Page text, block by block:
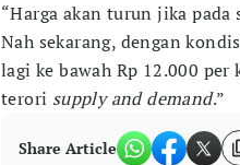
“Harga akan turun jika
Nah sekarang, dengan
lagi ke bawah Rp 12.000
terori supply and demand.”
Share Article